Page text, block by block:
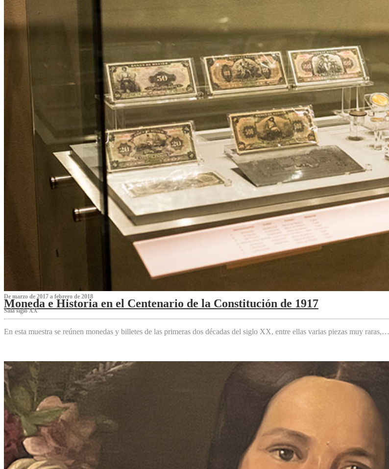
De marzo de 2017 a febrero de 2018
Moneda e Historia en el Centenario de la Constitución de 1917
Sala siglo XX
En esta muestra se reúnen monedas y billetes de las primeras dos décadas del siglo XX, entre ellas varias piezas muy raras,…